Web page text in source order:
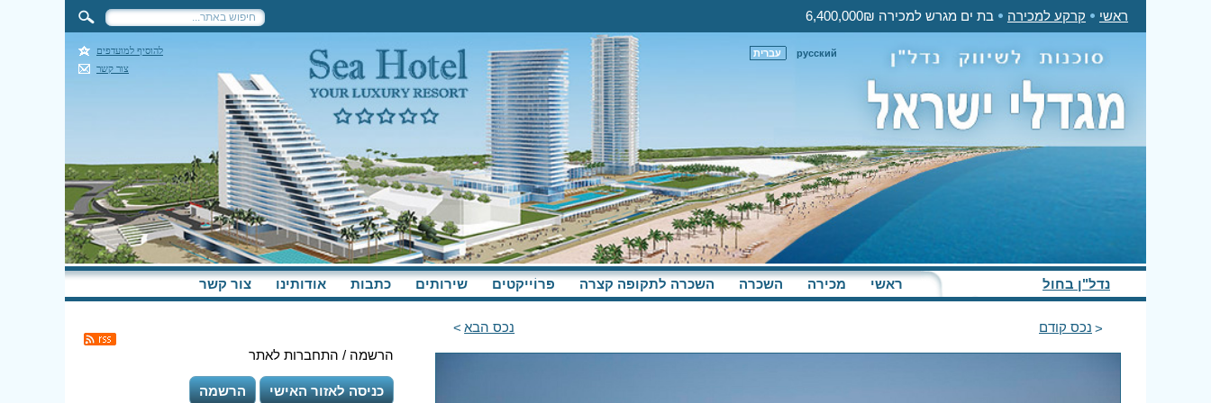
ראשי קרקע למכירה בת ים מגרש למכירה 6,400,000₪
עברית русский
להוסיף למועדפים
צור קשר
נדל"ן בחול ראשי מכירה השכרה השכרה לתקופה קצרה פּרוֹייקטים שירותים כתבות אודותינו צור קשר
נכס קודם
נכס הבא
הרשמה / התחברות לאתר
כניסה לאזור האישי הרשמה